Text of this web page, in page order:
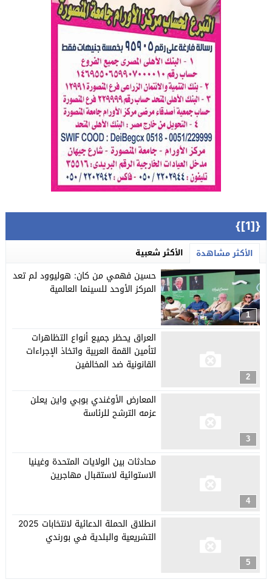
{[1]}
الأكثر مشاهدة الأكثر شعبية
1
حسين فهمي من كان: هوليوود لم تعد
المركز الأوحد للسينما العالمية
2
العراق يحظر جميع أنواع التظاهرات
لتأمين القمة العربية واتخاذ الإجراءات
القانونية ضد المخالفين
3
المعارض الأوغندي بوبي واين يعلن
عزمه الترشح للرئاسة
4
محادثات بين الولايات المتحدة وغينيا
الاستوائية لاستقبال مهاجرين
5
انطلاق الحملة الدعائية لانتخابات 2025
التشريعية والبلدية في بورندي